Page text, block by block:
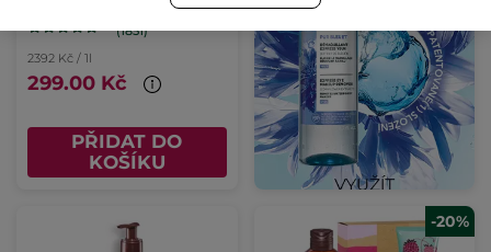
(1851)
2392 Kč / 1l
299.00 Kč
PŘIDAT DO
KOŠÍKU
-20%